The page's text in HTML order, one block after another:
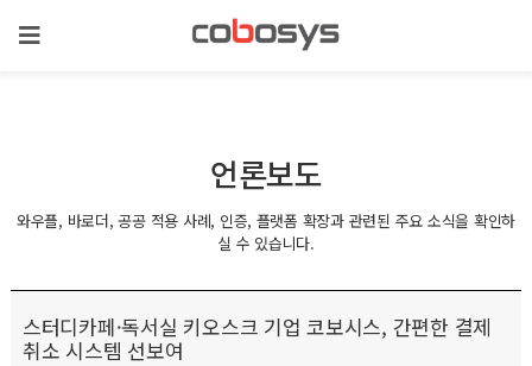
언론보도
와우플, 바로더, 공공 적용 사례, 인증, 플랫폼 확장과 관련된 주요 소식을 확인하
실 수 있습니다.
스터디카페·독서실 키오스크 기업 코보시스, 간편한 결제
취소 시스템 선보여